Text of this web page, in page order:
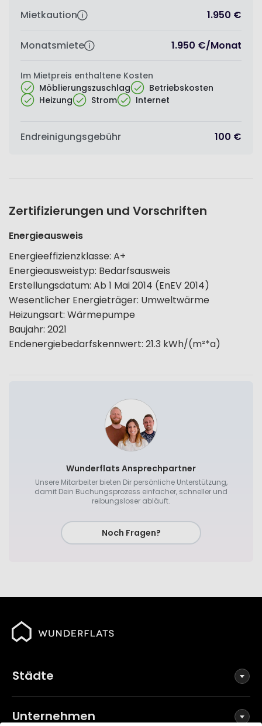
Mietkaution
1.950 €
Monatsmiete 1.950 €/Monat
Im Mietpreis enthaltene Kosten
Möblierungszuschlag
Betriebskosten
Heizung
Strom Internet
Endreinigungsgebühr 100 €
Zertifizierungen und Vorschriften
Energieausweis
Energieeffizienzklasse: A+
Energieausweistyp: Bedarfsausweis
Erstellungsdatum: Ab 1 Mai 2014 (EnEV 2014)
Wesentlicher Energieträger: Umweltwärme
Heizungsart: Wärmepumpe
Baujahr: 2021
Endenergiebedarfskennwert: 21.3 kWh/(m²*a)
Wunderflats Ansprechpartner
Unsere Mitarbeiter bieten Dir persönliche Unterstützung,
damit Dein Buchungsprozess einfacher, schneller und
reibungsloser abläuft.
Noch Fragen?
Städte
Unternehmen